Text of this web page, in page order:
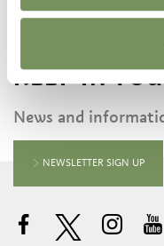
KEEP IN
News and
NEWSLETTER SIGN UP